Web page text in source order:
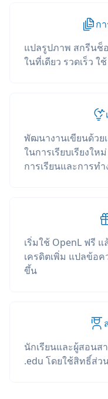
ก
แปลรูปภาพ สกรีนช็
ในที่เดียว รวดเร็ว ใ
พัฒนางานเขียนด้วย
ในการเรียบเรียงใ
การเรียนและการท
เริ่มใช้ OpenL ฟรี
เครดิตเพิ่ม แปลข้อ
ขึ้น
นักเรียนและผู้สอนส
.edu โดยใช้สิทธิ์ส่ว